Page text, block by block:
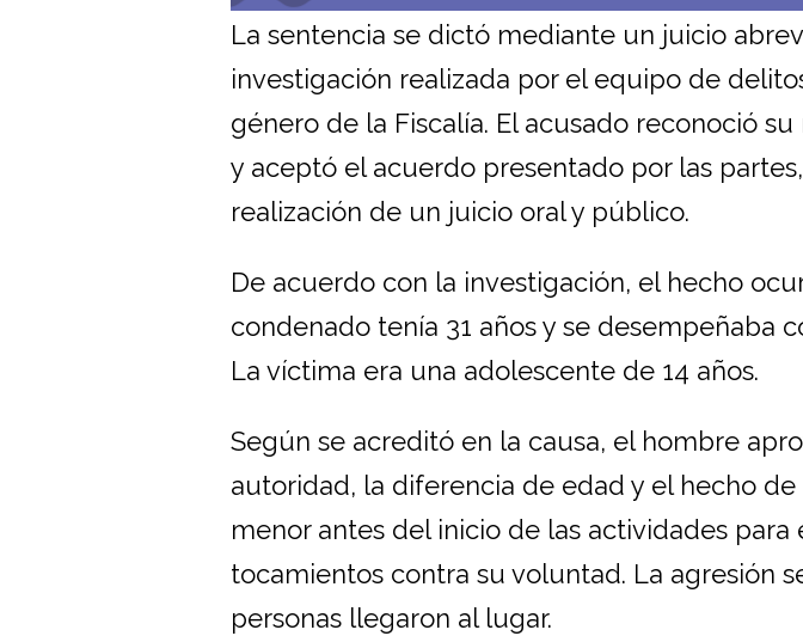
La sentencia se dictó mediante un juicio
investigación realizada por el equipo de
género de la Fiscalía. El acusado reconoció
y aceptó el acuerdo presentado por las
realización de un juicio oral y público.
De acuerdo con la investigación, el hecho
condenado tenía 31 años y se desempeñaba
La víctima era una adolescente de 14 años.
Según se acreditó en la causa, el hombre
autoridad, la diferencia de edad y el hecho
menor antes del inicio de las actividades para
tocamientos contra su voluntad. La agresión
personas llegaron al lugar.